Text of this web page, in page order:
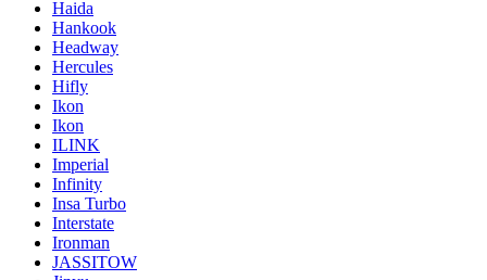
Haida
Hankook
Headway
Hercules
Hifly
Ikon
Ikon
ILINK
Imperial
Infinity
Insa Turbo
Interstate
Ironman
JASSITOW